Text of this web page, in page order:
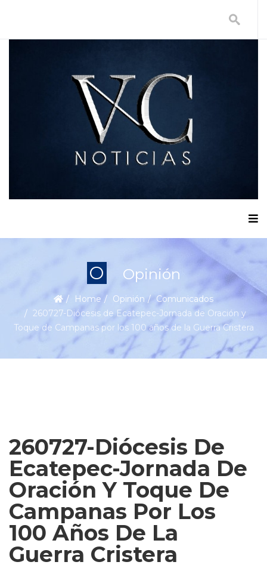
O Opinión
Home Opinión
Comunicados
260727-Diócesis de Ecatepec-Jornada de Oración y
Toque de Campanas por los 100 años de la Guerra Cristera
260727-Diócesis De
Ecatepec-Jornada De
Oración Y Toque De
Campanas Por Los
100 Años De La
Guerra Cristera